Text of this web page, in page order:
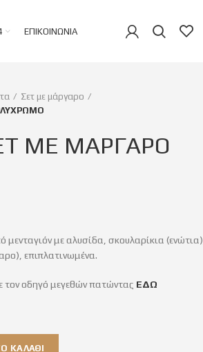
ΕΠΙΚΟΙΝΩΝΊΑ
Σετ με μάργαρο
ΜΕ ΜΑΡΓΑΡΟ
μενταγιόν με αλυσίδα, σκουλαρίκια (ενώτια),
επιπλατινωμένα.
τον οδηγό μεγεθών πατώντας ΕΔΩ
ΚΑΛΆΘΙ